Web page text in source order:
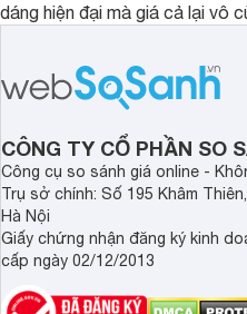
dáng hiện đại mà giá cả lại vô
tả về lò vi sóng LG MS2535GIK
Sản phẩm này là một ứng cử
đáng cân nhắc cho căn bếp của
đình bạn trong năm 2025.
CÔNG TY CỔ PHẦN SO
Công cụ so sánh giá online -
Trụ sở chính: Số 195 Khâm
Hà Nội
Giấy chứng nhận đăng ký kinh
cấp ngày 02/12/2013